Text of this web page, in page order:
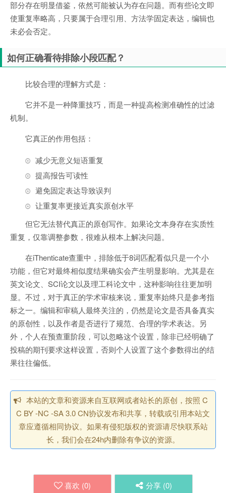
部分存在明显借鉴，依然可能被认为存在问题。而有些论文即
使重复率略高，只要属于合理引用、方法学固定表达，编辑也
未必会否定。
如何正确看待排除小段匹配？
比较合理的理解方式是：
它并不是一种降重技巧，而是一种提高检测准确性的过滤
机制。
它真正的作用包括：
减少无意义短语重复
提高报告可读性
避免固定表达导致误判
让重复率更接近真实原创水平
但它无法替代真正的原创写作。如果论文本身存在实质性
重复，仅靠调整参数，很难从根本上解决问题。
在iThenticate查重中，排除低于8词匹配看似只是一个小
功能，但它对最终相似度结果确实会产生明显影响。尤其是在
英文论文、SCI论文以及理工科论文中，这种影响往往更加明
显。不过，对于真正的学术审核来说，重复率始终只是参考指
标之一。编辑和审稿人最终关注的，仍然是论文是否具备真实
的原创性，以及作者是否进行了规范、合理的学术表达。另
外，个人在预查重阶段，可以忽略这个设置，除非已经明确了
投稿的期刊要求这样设置，否则个人设置了这个参数得出的结
果往往偏低。
本站的文章和资源来自互联网或者站长的原创，按照 C
C BY -NC -SA 3.0 CN协议发布和共享，转载或引用本站文
章应遵循相同协议。如果有侵犯版权的资源请尽快联系站
长，我们会在24h内删除有争议的资源。
喜欢 (0) 分享 (0)